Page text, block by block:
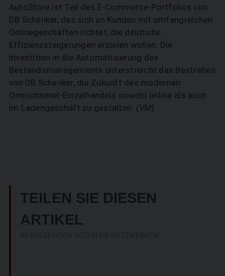
AutoStore ist Teil des E-Commerce-Portfolios von
DB Schenker, das sich an Kunden mit umfangreichen
Onlinegeschäften richtet, die deutliche
Effizienzsteigerungen erzielen wollen. Die
Investition in die Automatisierung des
Bestandsmanagements unterstreicht das Bestreben
von DB Schenker, die Zukunft des modernen
Omnichannel-Einzelhandels sowohl online als auch
im Ladengeschäft zu gestalten. (VM)
TEILEN SIE DIESEN
ARTIKEL